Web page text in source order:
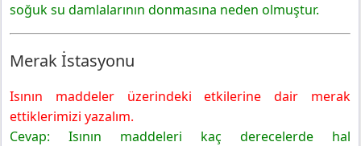
soğuk su damlalarının donmasına neden olmuştur.
Merak İstasyonu
Isının maddeler üzerindeki etkilerine dair merak
ettiklerimizi yazalım.
Cevap: Isının maddeleri kaç derecelerde hal